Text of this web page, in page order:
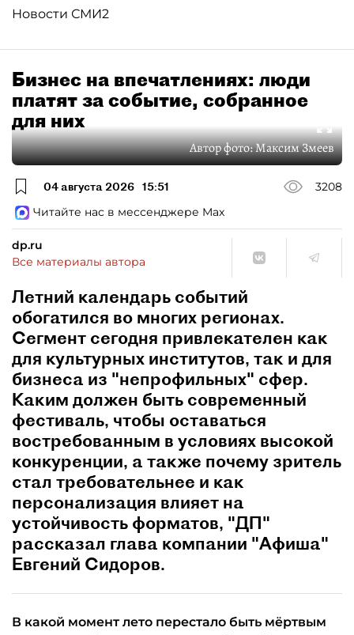
Новости СМИ2
Бизнес на впечатлениях: люди
платят за событие, собранное
для них
Автор фото:Максим Змеев
04 августа 2026 15:51
3208
Читайте нас в мессенджере Max
dp.ru
Все материалы автора
Летний календарь событий
обогатился во многих регионах.
Сегмент сегодня привлекателен как
для культурных институтов, так и для
бизнеса из "непрофильных" сфер.
Каким должен быть современный
фестиваль, чтобы оставаться
востребованным в условиях высокой
конкуренции, а также почему зритель
стал требовательнее и как
персонализация влияет на
устойчивость форматов, "ДП"
рассказал глава компании "Афиша"
Евгений Сидоров.
В какой момент лето перестало быть мёртвым